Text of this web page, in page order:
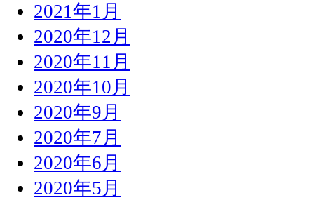
2021年1月
2020年12月
2020年11月
2020年10月
2020年9月
2020年7月
2020年6月
2020年5月